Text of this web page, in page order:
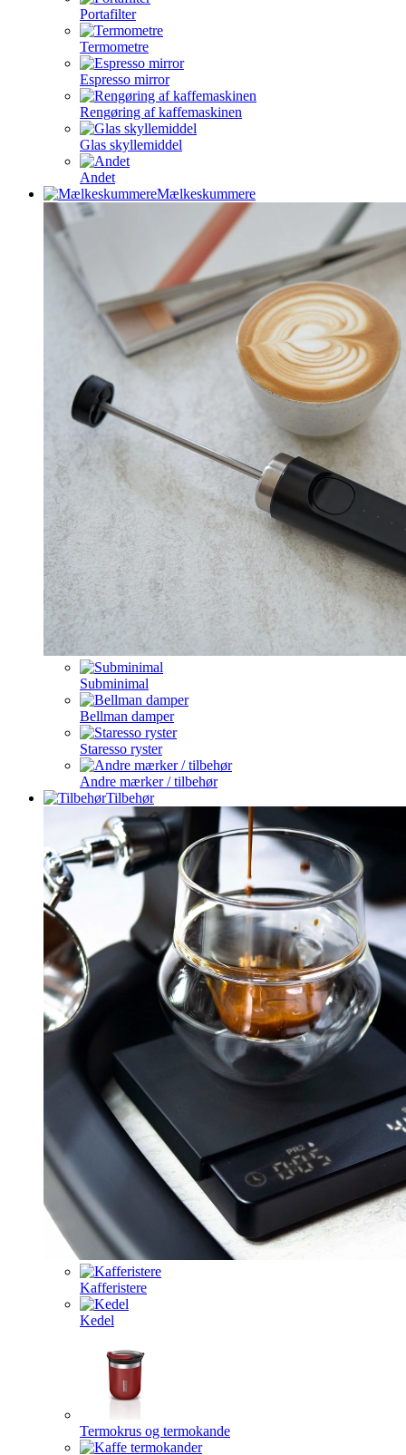
Portafilter
Termometre
Espresso mirror
Rengøring af kaffemaskinen
Glas skyllemiddel
Andet
Mælkeskummere
Subminimal
Bellman damper
Staresso ryster
Andre mærker / tilbehør
Tilbehør
Kafferistere
Kedel
Termokrus og termokande